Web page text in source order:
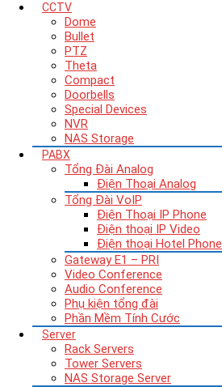
CCTV
Dome
Bullet
PTZ
Theta
Compact
Doorbells
Special Devices
NVR
NAS Storage
PABX
Tổng Đài Analog
Điện Thoại Analog
Tổng Đài VoIP
Điện Thoại IP Phone
Điện thoại IP Video
Điện thoại Hotel Phone
Gateway E1 – PRI
Video Conference
Audio Conference
Phụ kiện tổng đài
Phần Mềm Tính Cước
Server
Rack Servers
Tower Servers
NAS Storage Server